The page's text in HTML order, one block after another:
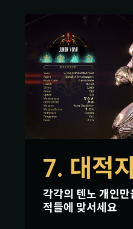
7. 대적
각각의 텐노 개인
적들에 맞서세요